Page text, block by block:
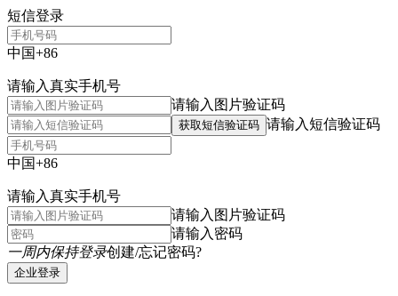
短信登录
中国+86
请输入真实手机号
请输入图片验证码
获取短信验证码 请输入短信验证码
中国+86
请输入真实手机号
请输入图片验证码
请输入密码
一周内保持登录创建/忘记密码?
企业登录